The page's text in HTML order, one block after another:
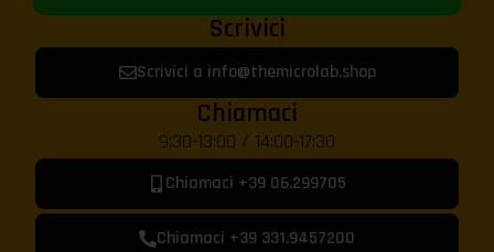
Scrivici
Scrivici a info@themicrolab.shop
Chiamaci
9:30-13:00 / 14:00-17:30
Chiamaci +39 06.299705
Chiamaci +39 331.9457200